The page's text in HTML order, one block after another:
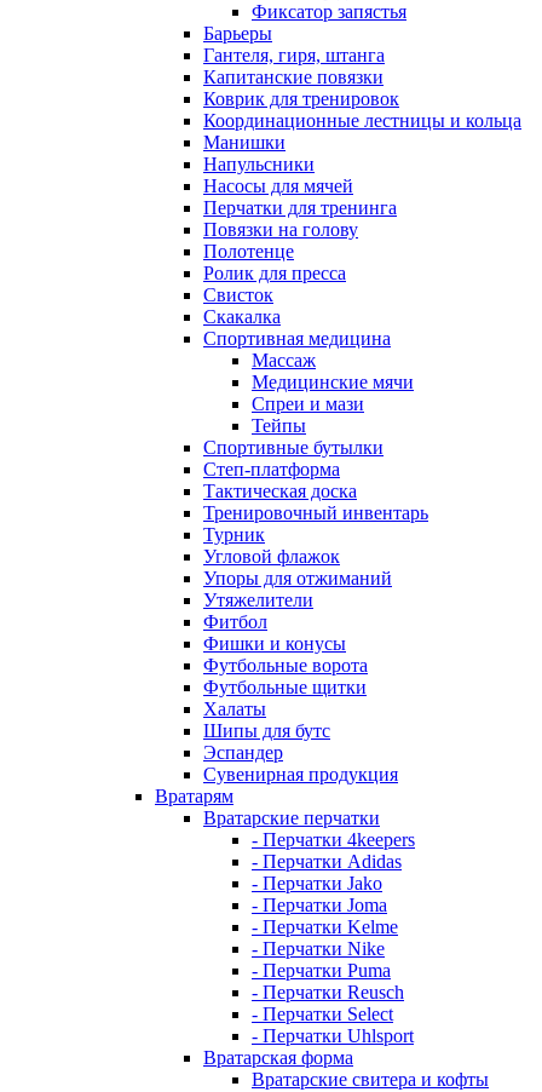
Фиксатор запястья
Барьеры
Гантеля, гиря, штанга
Капитанские повязки
Коврик для тренировок
Координационные лестницы и кольца
Манишки
Напульсники
Насосы для мячей
Перчатки для тренинга
Повязки на голову
Полотенце
Ролик для пресса
Свисток
Скакалка
Спортивная медицина
Массаж
Медицинские мячи
Спреи и мази
Тейпы
Спортивные бутылки
Степ-платформа
Тактическая доска
Тренировочный инвентарь
Турник
Угловой флажок
Упоры для отжиманий
Утяжелители
Фитбол
Фишки и конусы
Футбольные ворота
Футбольные щитки
Халаты
Шипы для бутс
Эспандер
Сувенирная продукция
Вратарям
Вратарские перчатки
- Перчатки 4keepers
- Перчатки Adidas
- Перчатки Jako
- Перчатки Joma
- Перчатки Kelme
- Перчатки Nike
- Перчатки Puma
- Перчатки Reusch
- Перчатки Select
- Перчатки Uhlsport
Вратарская форма
Вратарские свитера и кофты